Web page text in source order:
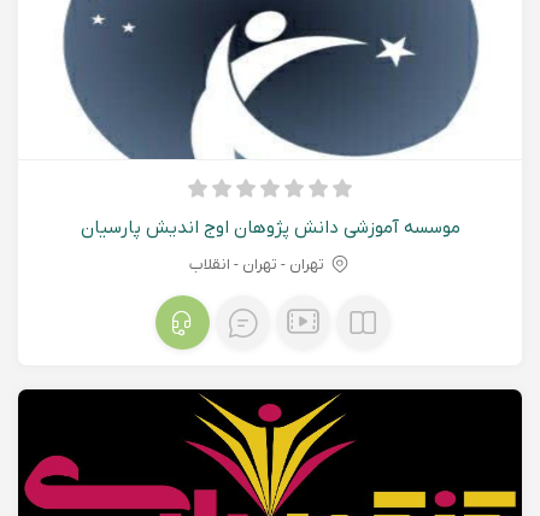
موسسه آموزشی دانش پژوهان اوج اندیش پارسیان
تهران - تهران - انقلاب